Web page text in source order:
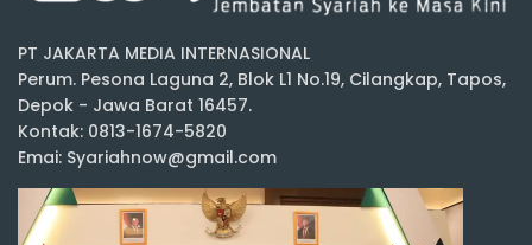
PT JAKARTA MEDIA INTERNASIONAL
Perum. Pesona Laguna 2, Blok L1 No.19, Cilangkap, Tapos,
Depok - Jawa Barat 16457.
Kontak: 0813-1674-5820
Emai: Syariahnow@gmail.com